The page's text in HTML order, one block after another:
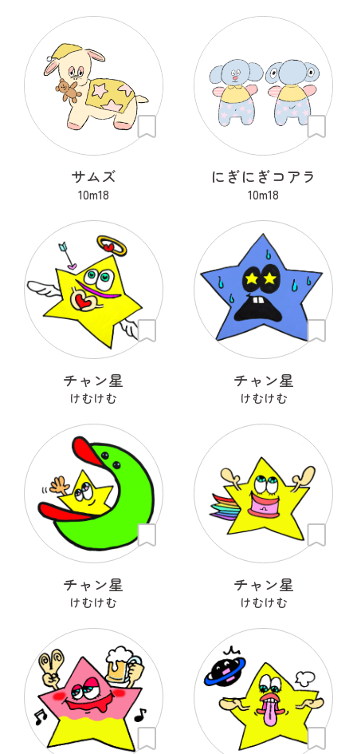
サムズ
10m18
にぎにぎコアラ
10m18
チャン星
けむけむ
チャン星
けむけむ
チャン星
けむけむ
チャン星
けむけむ